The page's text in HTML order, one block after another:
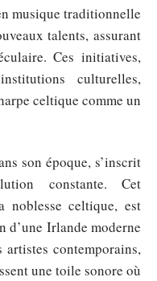
musique traditionnelle
talents, assurant
Ces initiatives,
culturelles,
celtique comme un
son époque, s’inscrit
constante. Cet
noblesse celtique, est
d’une Irlande moderne
artistes contemporains,
une toile sonore où